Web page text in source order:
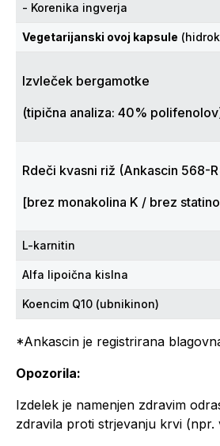
- Korenika ingverja
Vegetarijanski ovoj kapsule
Izvleček bergamotke
(tipična analiza: 40%
Rdeči kvasni riž (Ankascin 568-
[brez monakolina K / brez
L-karnitin
Alfa lipoična kislna
Koencim Q10 (ubnikinon)
*Ankascin je registrirana
Opozorila:
Izdelek je namenjen zdravim
zdravila proti strjevanju krvi